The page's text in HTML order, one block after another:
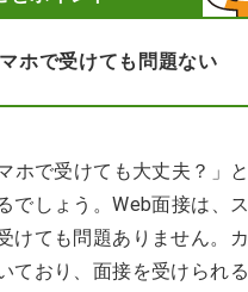
ホで受けても問題ない
ホで受けても大丈夫？」
でしょう。Web面接は、
けても問題ありません。
ており、面接を受けられ